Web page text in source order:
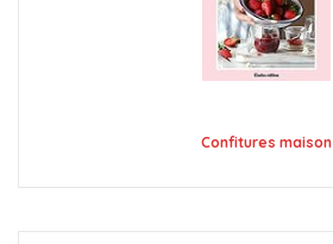
Confitures maison